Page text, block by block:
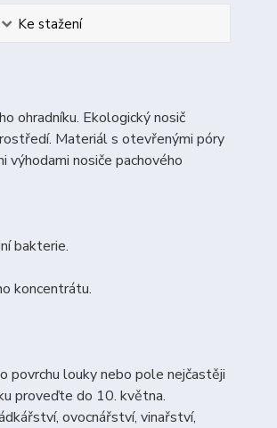
Ke stažení
ohrad­níku. Ekologický nosič
Materiál s otevřenými póry
nosiče pachového
bakte­rie.
koncen­trátu.
povrchu louky nebo pole nejčastěji
proveďte do 10. května.
ovocnářství, vinařství,